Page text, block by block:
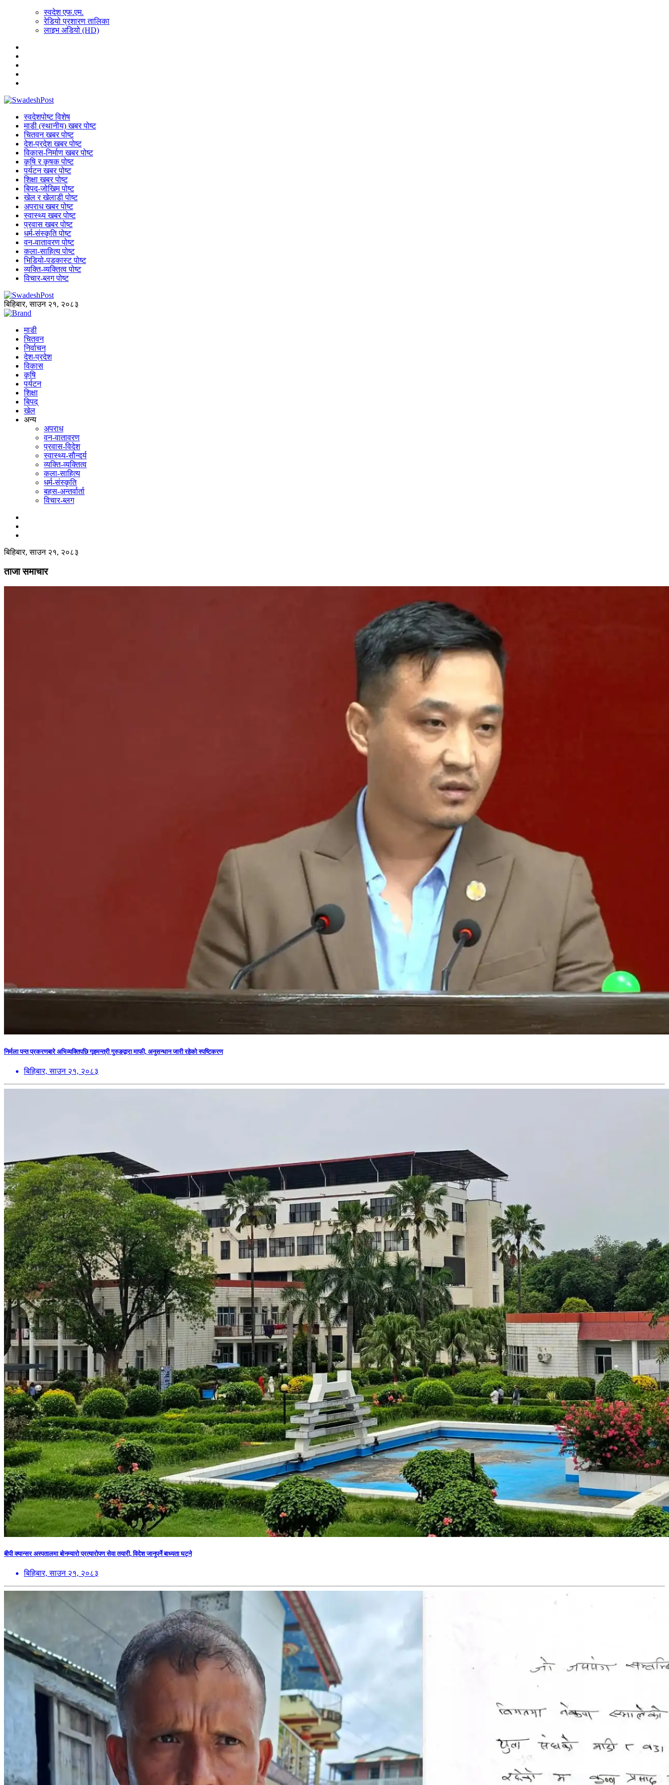
स्वदेश एफ.एम.
रेडियो प्रशारण तालिका
लाइभ अडियो (HD)
स्वदेशपोष्ट विशेष
माडी (स्थानीय) खबर पोष्ट
चितवन खबर पोष्ट
देश-प्रदेश खबर पोष्ट
विकास-निर्माण खबर पोष्ट
कृषि र कृषक पोष्ट
पर्यटन खबर पोष्ट
शिक्षा खबर पोष्ट
बिपद-जोखिम पोष्ट
खेल र खेलाडी पोष्ट
अपराध खबर पोष्ट
स्वास्थ्य खबर पोष्ट
प्रवास खबर पोष्ट
धर्म-संस्कृति पोष्ट
वन-वातावरण पोष्ट
कला-साहित्य पोष्ट
भिडियो-पडकास्ट पोष्ट
व्यक्ति-व्यक्तित्व पोष्ट
विचार-ब्लग पोष्ट
बिहिबार, साउन २१, २०८३
माडी
चितवन
निर्वाचन
देश-प्रदेश
विकास
कृषि
पर्यटन
शिक्षा
बिपद्
खेल
अन्य
अपराध
वन-वातावरण
प्रवास-विदेश
स्वास्थ्य-साैन्दर्य
व्यक्ति-व्यक्तित्व
कला-साहित्य
धर्म-संस्कृति
बहस-अन्तर्वार्ता
विचार-ब्लग
बिहिबार, साउन २१, २०८३
ताजा समाचार
निर्मला पन्त प्रकरणबारे अभिव्यक्तिपछि गृहमन्त्री गुरुङद्वारा माफी, अनुसन्धान जारी रहेको स्पष्टिकरण
बिहिबार, साउन २१, २०८३
बीपी क्यान्सर अस्पतालमा बोनम्यारो प्रत्यारोपण सेवा तयारी, विदेश जानुपर्ने बाध्यता घट्ने
बिहिबार, साउन २१, २०८३